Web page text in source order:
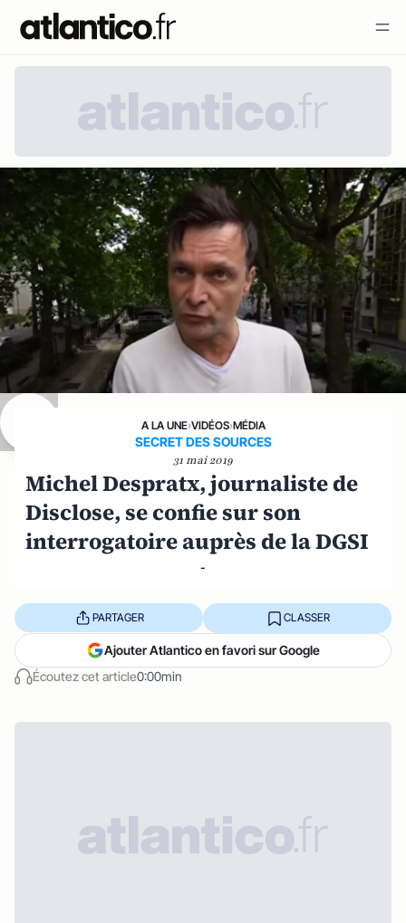
A LA UNE›VIDÉOS›MÉDIA
SECRET DES SOURCES
31 mai 2019
Michel Despratx, journaliste de
Disclose, se confie sur son
interrogatoire auprès de la DGSI
-
Écoutez cet article0:00min
PARTAGER CLASSER
Ajouter Atlantico en favori sur Google